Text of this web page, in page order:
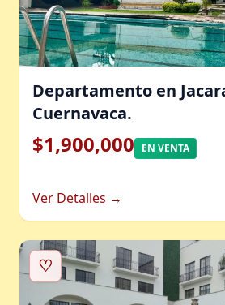
Departamento en
Cuernavaca.
$1,900,000 EN VENTA
Ver Detalles →
♡